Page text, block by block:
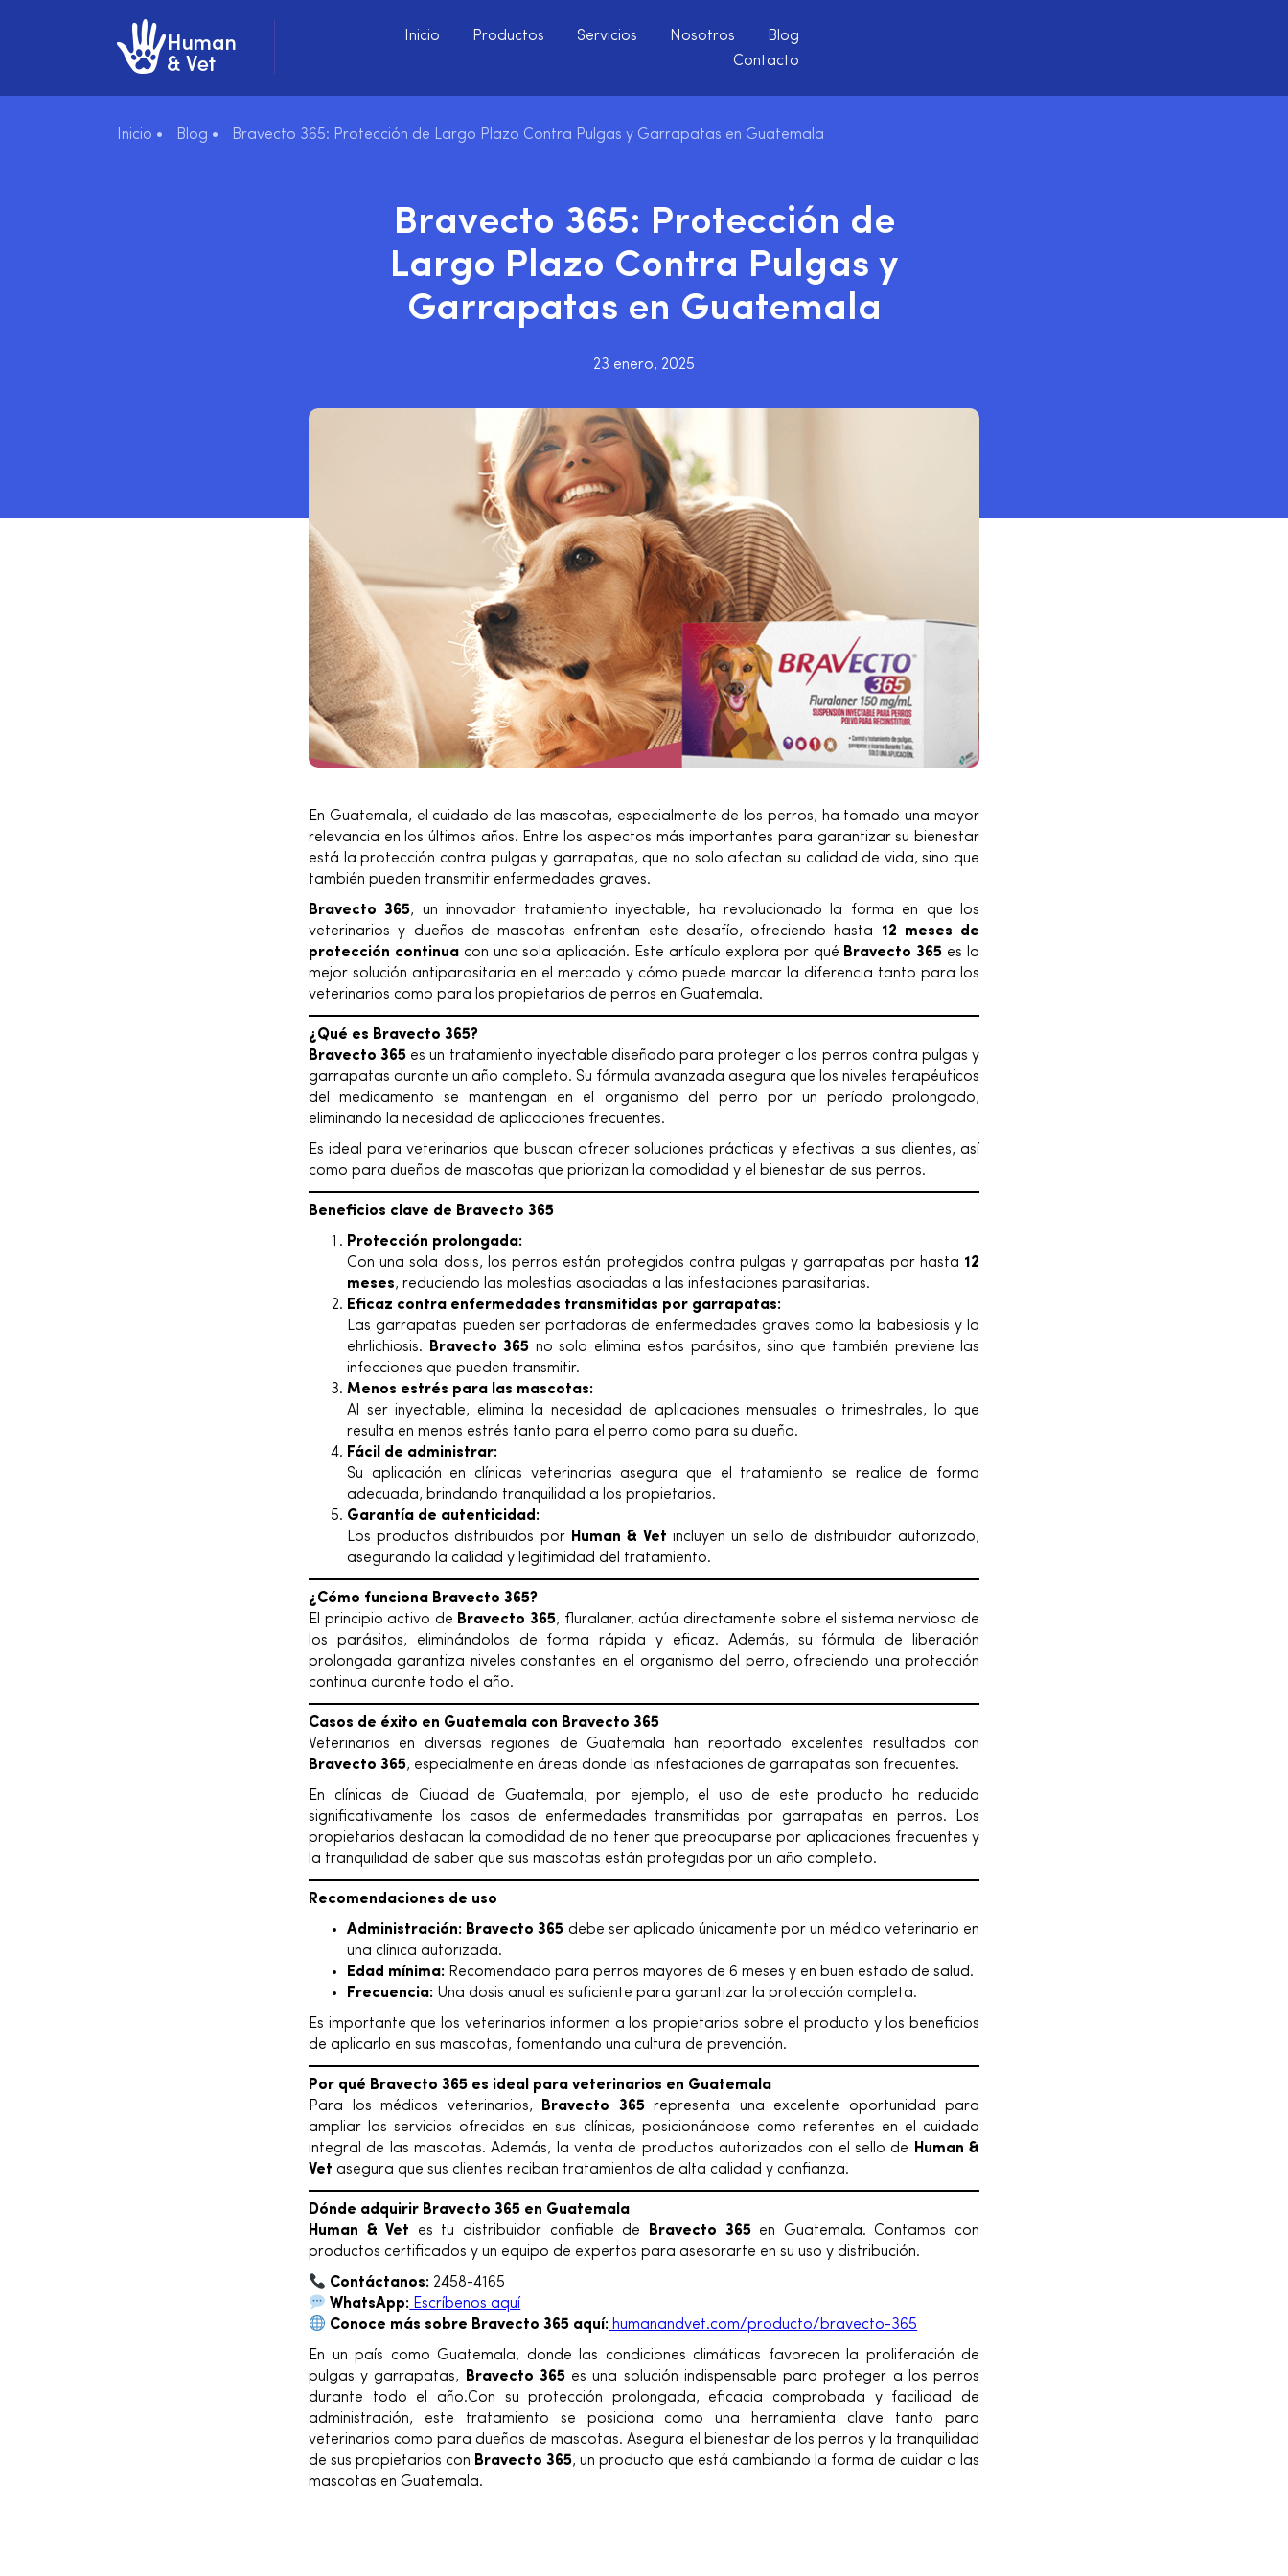
Inicio Productos Servicios Nosotros
Blog
Contacto
Inicio • Blog • Bravecto 365: Protección de Largo Plazo Contra Pulgas y Garrapatas en Guatemala
Bravecto 365: Protección de
Largo Plazo Contra Pulgas y
Garrapatas en Guatemala
23 enero, 2025
En Guatemala, el cuidado de las mascotas, especialmente de los perros, ha tomado una mayor
relevancia en los últimos años. Entre los aspectos más importantes para garantizar su bienestar
está la protección contra pulgas y garrapatas, que no solo afectan su calidad de vida, sino que
también pueden transmitir enfermedades graves.
Bravecto 365, un innovador tratamiento inyectable, ha revolucionado la forma en que los
veterinarios y dueños de mascotas enfrentan este desafío, ofreciendo hasta 12 meses de
protección continuacon una sola aplicación. Este artículo explora por qué Bravecto 365 es la
mejor solución antiparasitaria en el mercado y cómo puede marcar la diferencia tanto para los
veterinarios como para los propietarios de perros en Guatemala.
¿Qué es Bravecto 365?
Bravecto 365 es un tratamiento inyectable diseñado para proteger a los perros contra pulgas y
garrapatas durante un año completo. Su fórmula avanzada asegura que los niveles terapéuticos
del medicamento se mantengan en el organismo del perro por un período prolongado,
eliminando la necesidad de aplicaciones frecuentes.
Es ideal para veterinarios que buscan ofrecer soluciones prácticas y efectivas a sus clientes, así
como para dueños de mascotas que priorizan la comodidad y el bienestar de sus perros.
Beneficios clave de Bravecto 365
Protección prolongada:
Con una sola dosis, los perros están protegidos contra pulgas y garrapatas por hasta 12
meses, reduciendo las molestias asociadas a las infestaciones parasitarias.
Eficaz contra enfermedades transmitidas por garrapatas:
Las garrapatas pueden ser portadoras de enfermedades graves como la babesiosis y la
ehrlichiosis.
Bravecto 365 no solo elimina estos parásitos, sino que también previene las
infecciones que pueden transmitir.
Menos estrés para las mascotas:
Al ser inyectable, elimina la necesidad de aplicaciones mensuales o trimestrales, lo que
resulta en menos estrés tanto para el perro como para su dueño.
Fácil de administrar:
Su aplicación en clínicas veterinarias asegura que el tratamiento se realice de forma
adecuada, brindando tranquilidad a los propietarios.
Garantía de autenticidad:
Los productos distribuidos por Human & Vet incluyen un sello de distribuidor autorizado,
asegurando la calidad y legitimidad del tratamiento.
¿Cómo funciona Bravecto 365?
El principio activo de Bravecto 365, fluralaner, actúa directamente sobre el sistema nervioso de
los parásitos, eliminándolos de forma rápida y eficaz. Además, su fórmula de liberación
prolongada garantiza niveles constantes en el organismo del perro, ofreciendo una protección
continua durante todo el año.
Casos de éxito en Guatemala con Bravecto 365
Veterinarios en diversas regiones de Guatemala han reportado excelentes resultados con
Bravecto 365, especialmente en áreas donde las infestaciones de garrapatas son frecuentes.
En clínicas de Ciudad de Guatemala, por ejemplo, el uso de este producto ha reducido
significativamente los casos de enfermedades transmitidas por garrapatas en perros. Los
propietarios destacan la comodidad de no tener que preocuparse por aplicaciones frecuentes y
la tranquilidad de saber que sus mascotas están protegidas por un año completo.
Recomendaciones de uso
Administración: Bravecto 365 debe ser aplicado únicamente por un médico veterinario en
una clínica autorizada.
Edad mínima: Recomendado para perros mayores de 6 meses y en buen estado de salud.
Frecuencia: Una dosis anual es suficiente para garantizar la protección completa.
Es importante que los veterinarios informen a los propietarios sobre el producto y los beneficios
de aplicarlo en sus mascotas, fomentando una cultura de prevención.
Por qué Bravecto 365 es ideal para veterinarios en Guatemala
Para los médicos veterinarios,
Bravecto 365representa una excelente oportunidad para
ampliar los servicios ofrecidos en sus clínicas, posicionándose como referentes en el cuidado
integral de las mascotas. Además, la venta de productos autorizados con el sello de
Human &
Vet asegura que sus clientes reciban tratamientos de alta calidad y confianza.
Dónde adquirir Bravecto 365 en Guatemala
Human & Vet es tu distribuidor confiable de Bravecto 365en Guatemala. Contamos con
productos certificados y un equipo de expertos para asesorarte en su uso y distribución.
Contáctanos: 2458-4165
WhatsApp: Escríbenos aquí
Conoce más sobre Bravecto 365 aquí: humanandvet.com/producto/bravecto-365
En un país como Guatemala, donde las condiciones climáticas favorecen la proliferación de
pulgas y garrapatas,
Bravecto 365es una solución indispensable para proteger a los perros
durante todo el año.Con su protección prolongada, eficacia comprobada y facilidad de
administración, este tratamiento se posiciona como una herramienta clave tanto para
veterinarios como para dueños de mascotas. Asegura el bienestar de los perros y la tranquilidad
de sus propietarios con Bravecto 365, un producto que está cambiando la forma de cuidar a las
mascotas en Guatemala.